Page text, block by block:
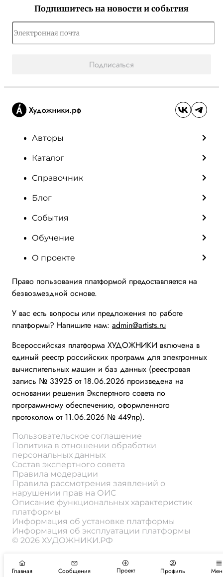
Подпишитесь на новости и события
Подписаться
Авторы
Каталог
Справочник
Блог
События
Обучение
О проекте
Право пользования платформой предоставляется на
безвозмездной основе.
У вас есть вопросы или предложения по работе
платформы? Напишите нам: admin@artists.ru
Всероссийская платформа ХУДОЖНИКИ включена в
единый реестр российских программ для электронных
вычислительных машин и баз данных (реестровая
запись № 33925 от 18.06.2026 произведена на
основании решения Экспертного совета по
программному обеспечению, оформленного
протоколом от 11.06.2026 № 449пр).
Пользовательское соглашение
Политика в отношении обработки
персональных данных
Состав экспертного совета
Правила модерации
Правила рассмотрения заявлений о
нарушении прав на ОИС
Описание функциональных характеристик
платформы
Информация об установке платформы
Информация об эксплуатации платформы
© 2026 ХУДОЖНИКИ.РФ
Главная Сообщения Проект Профиль